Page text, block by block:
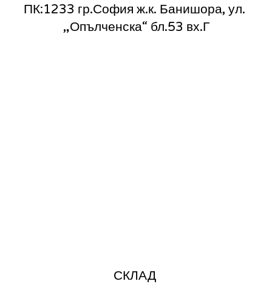
ПК:1233 гр.София ж.к. Банишора, ул.
„Опълченска“ бл.53 вх.Г
СКЛАД